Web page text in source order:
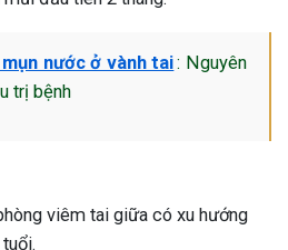
mụn nước ở vành tai: Nguyên
trị bệnh
viêm tai giữa có xu hướng